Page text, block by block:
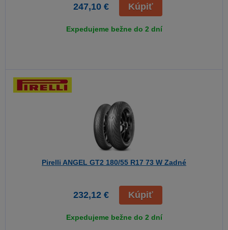
247,10 € Kúpiť
Expedujeme bežne do 2 dní
Pirelli ANGEL GT2 180/55 R17 73 W Zadné
232,12 € Kúpiť
Expedujeme bežne do 2 dní